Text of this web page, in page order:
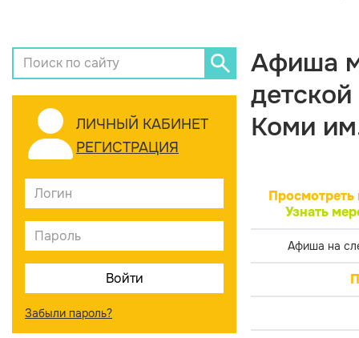
ЛИЧНЫЙ КАБИНЕТ
РЕГИСТРАЦИЯ
Забыли пароль?
Афиша
Коми
Просмотреть
Узнать
Афиша на